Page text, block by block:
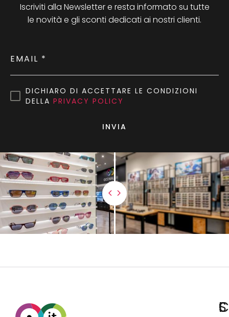
Iscriviti alla Newsletter e resta informato su tutte
le novità e gli sconti dedicati ai nostri clienti.
EMAIL *
DICHIARO DI ACCETTARE LE CONDIZIONI
DELLA PRIVACY POLICY
INVIA
C
S
I